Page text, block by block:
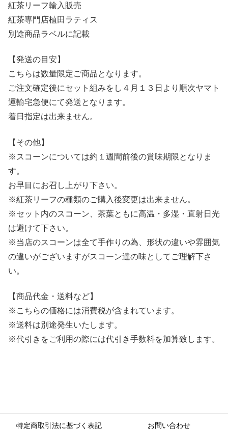
紅茶リーフ輸入販売
紅茶専門店植田ラティス
別途商品ラベルに記載
【発送の目安】
こちらは数量限定ご商品となります。
ご注文確定後にセット組みをし４月１３日より順次ヤマト
運輸宅急便にて発送となります。
着日指定は出来ません。
【その他】
※スコーンについては約１週間前後の賞味期限となりま
す。
お早目にお召し上がり下さい。
※紅茶リーフの種類のご購入後変更は出来ません。
※セット内のスコーン、茶葉ともに高温・多湿・直射日光
は避けて下さい。
※当店のスコーンは全て手作りの為、形状の違いや雰囲気
の違いがございますがスコーン達の味としてご理解下さ
い。
【商品代金・送料など】
※こちらの価格には消費税が含まれています。
※送料は別途発生いたします。
※代引きをご利用の際には代引き手数料を加算致します。
特定商取引法に基づく表記 お問い合わせ